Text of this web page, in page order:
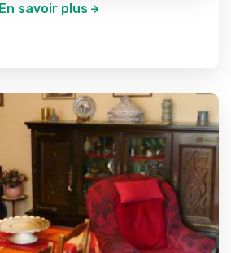
En savoir plus